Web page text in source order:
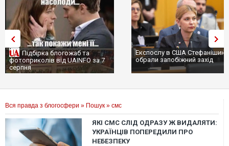
Підбірка блогожаб та
фотоприколів від UAINFO за 7
серпня
Експослу в США
обрали запобіжний захід
Вся правда з блогосфери » Пошук » смс
ЯКІ СМС СЛІД ОДРАЗУ Ж ВИДАЛЯТИ:
УКРАЇНЦІВ ПОПЕРЕДИЛИ ПРО
НЕБЕЗПЕКУ